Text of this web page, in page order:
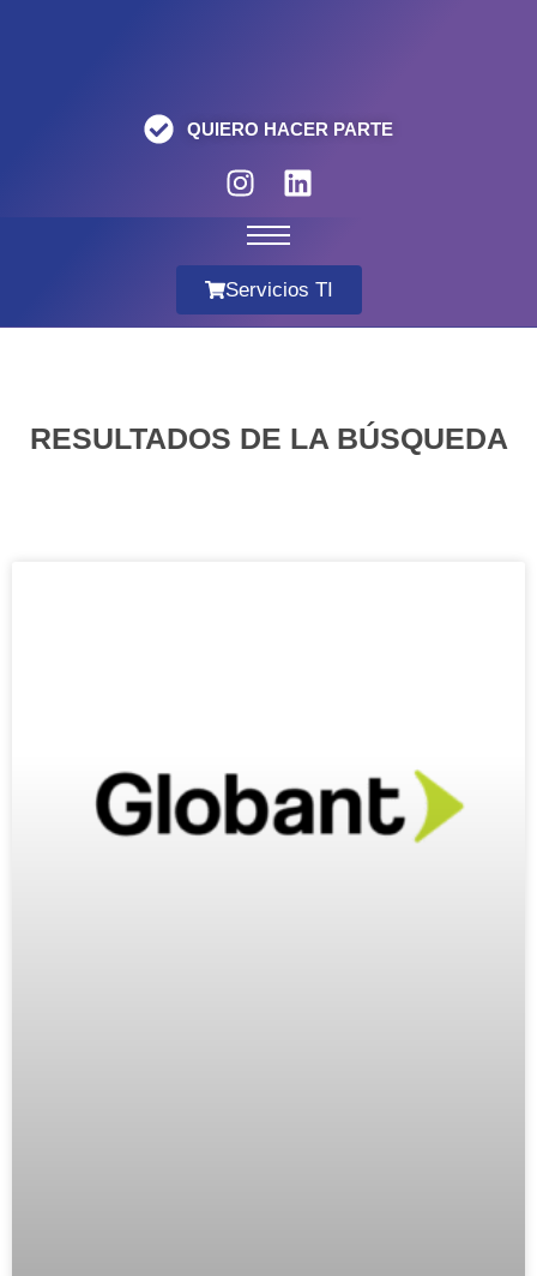
QUIERO HACER PARTE
Servicios TI
RESULTADOS DE LA BÚSQUEDA